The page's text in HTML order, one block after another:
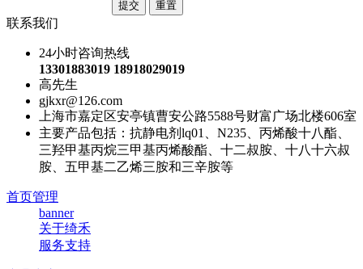
联系我们
24小时咨询热线
13301883019 18918029019
高先生
gjkxr@126.com
上海市嘉定区安亭镇曹安公路5588号财富广场北楼606室
主要产品包括：抗静电剂lq01、N235、丙烯酸十八酯、
三羟甲基丙烷三甲基丙烯酸酯、十二叔胺、十八十六叔
胺、五甲基二乙烯三胺和三辛胺等
首页管理
banner
关于绮禾
服务支持